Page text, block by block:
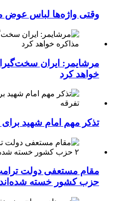
وقتی واژه‌ها لباس عوض
مرشایمر: ایران
خواهد کرد
تذکر مهم امام شهید برای
حزب کشور خسته شده‌اند